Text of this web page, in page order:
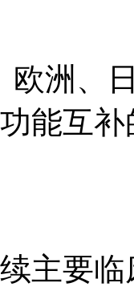
欧洲、
能互
主要